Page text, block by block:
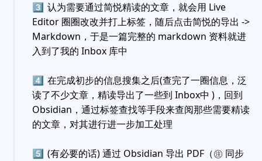
3️⃣ 认为需要通过简悦精读的文章，就会用 Live
Editor 圈圈改改并打上标签，随后点击简悦的导出 ->
Markdown，于是一篇完整的 markdown 资料就进
入到了我的 Inbox 库中
4️⃣ 在完成初步的信息搜集之后(查完了一圈信息，泛
读了不少文章，精读导出了一些到 Inbox中 )，回到
Obsidian，通过标签查找等手段来查阅那些需要精读
的文章，对其进行进一步加工处理
5️⃣ (有必要的话) 通过 Obsidian 导出 PDF（㊟ 同步